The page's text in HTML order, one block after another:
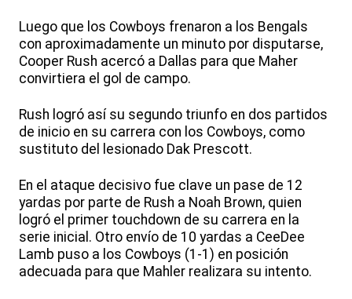
Luego que los Cowboys frenaron a los Bengals
con aproximadamente un minuto por disputarse,
Cooper Rush acercó a Dallas para que Maher
convirtiera el gol de campo.
Rush logró así su segundo triunfo en dos partidos
de inicio en su carrera con los Cowboys, como
sustituto del lesionado Dak Prescott.
En el ataque decisivo fue clave un pase de 12
yardas por parte de Rush a Noah Brown, quien
logró el primer touchdown de su carrera en la
serie inicial. Otro envío de 10 yardas a CeeDee
Lamb puso a los Cowboys (1-1) en posición
adecuada para que Mahler realizara su intento.